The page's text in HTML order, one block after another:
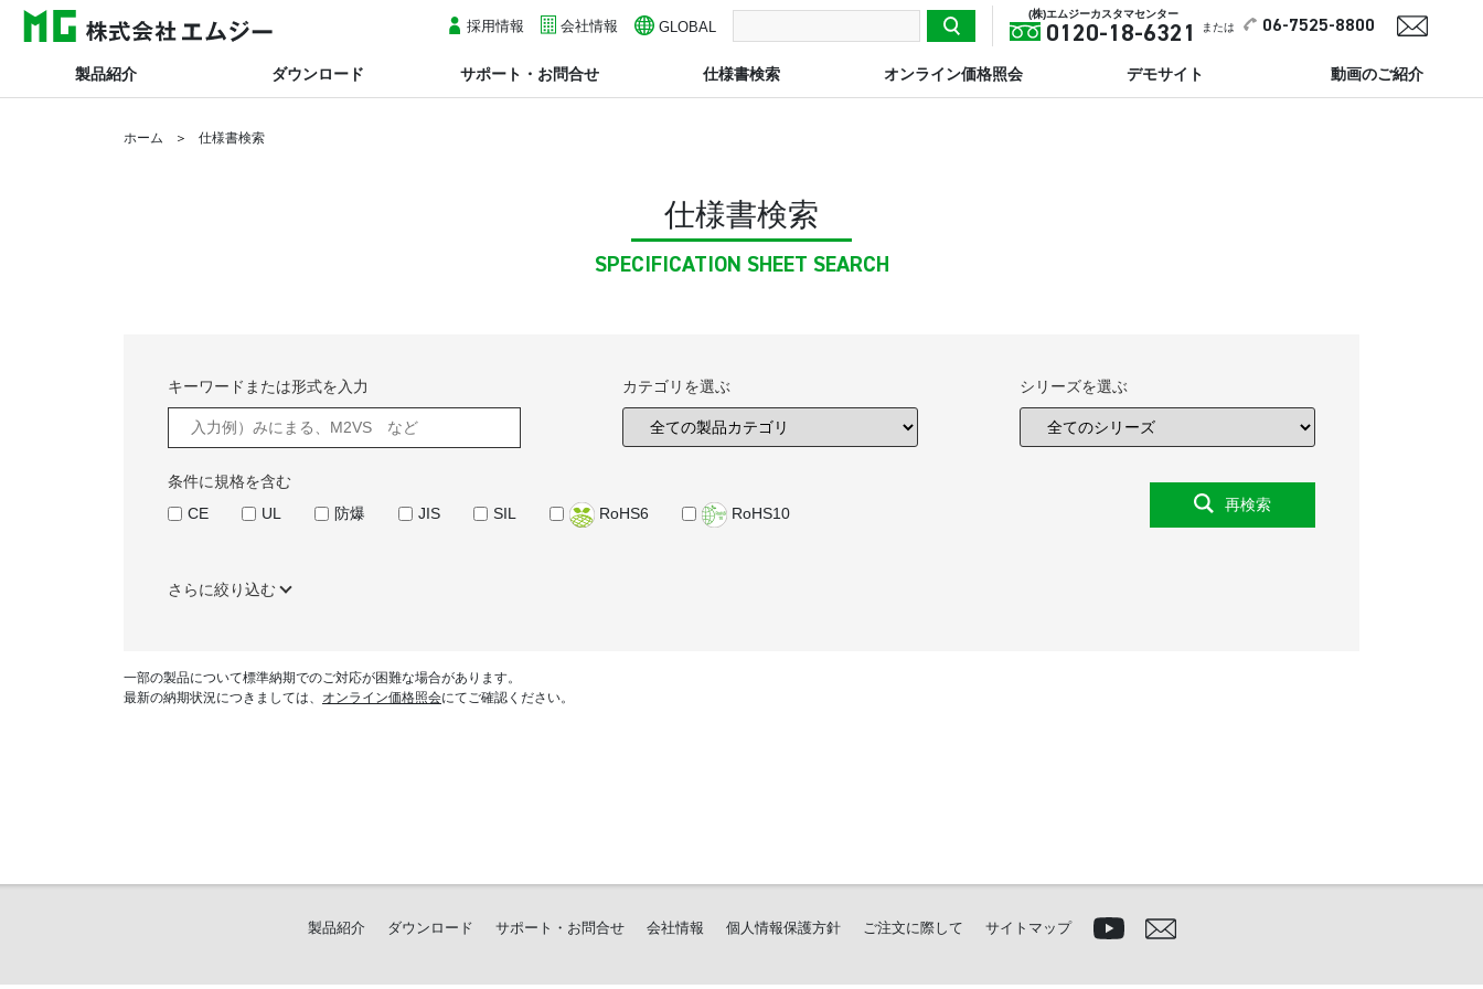
採用情報 会社情報 GLOBAL 検索
(株)エムジーカスタマセンター
0120-18-6321 または 06-7525-8800
製品紹介 ダウンロード サポート・お問合せ 仕様書検索 オンライン価格照会 デモサイト 動画のご紹介
ホーム 仕様書検索
仕様書検索
SPECIFICATION SHEET SEARCH
キーワードまたは形式を入力 カテゴリを選ぶ シリーズを選ぶ
条件に規格を含む
CE
UL 防爆 JIS SIL RoHS6 RoHS10 再検索
さらに絞り込む
一部の製品について標準納期でのご対応が困難な場合があります。
最新の納期状況につきましては、 オンライン価格照会にてご確認ください。
製品紹介 ダウンロード サポート・お問合せ 会社情報 個人情報保護方針 ご注文に際して サイトマップ